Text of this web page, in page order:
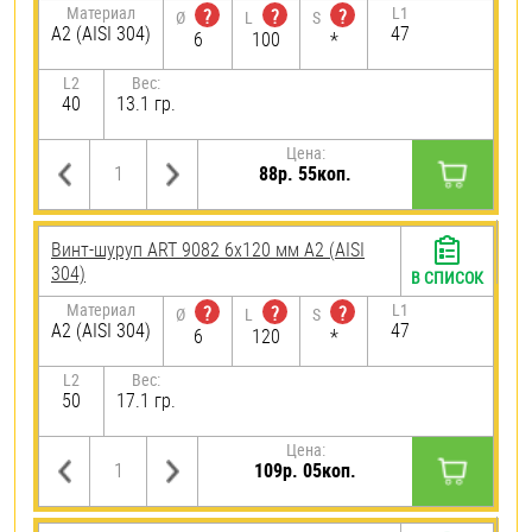
Материал
А2 (AISI 304)
Ø
?
6
L
?
100
S
?
*
L1
47
L2
40
Вес:
13.1 гр.
Цена:
88р. 55коп.
Винт-шуруп ART 9082 6х120 мм А2 (AISI
304)
Материал
А2 (AISI 304)
Ø
?
6
L
?
120
S
?
*
L1
47
L2
50
Вес:
17.1 гр.
Цена:
109р. 05коп.
В СПИСОК